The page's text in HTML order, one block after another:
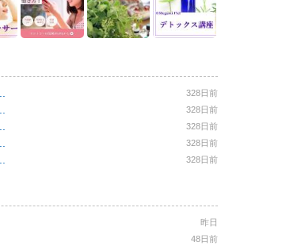
328日前
328日前
328日前
328日前
328日前
昨日
48日前